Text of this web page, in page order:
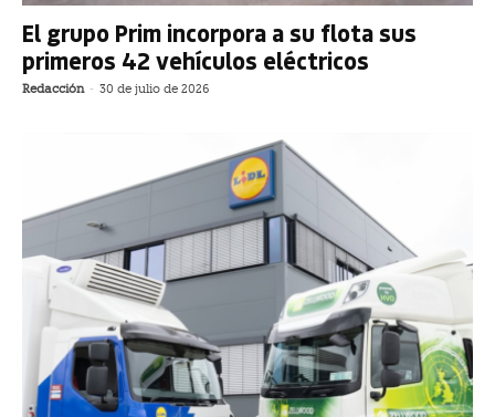
El grupo Prim incorpora a su flota sus
primeros 42 vehículos eléctricos
Redacción - 30 de julio de 2026